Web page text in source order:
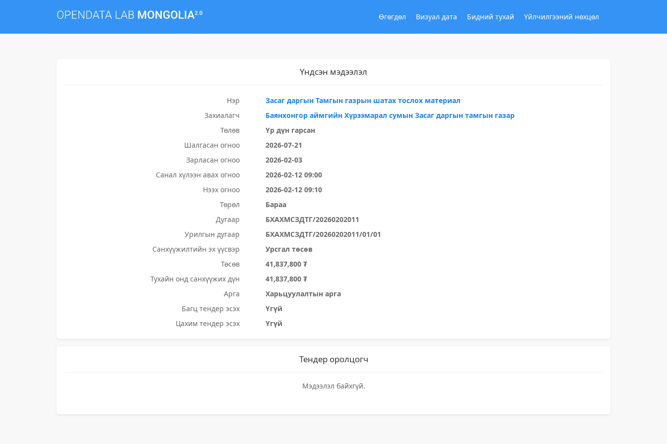
Өгөгдөл Визуал дата Бидний тухай Үйлчилгээний нөхцөл
Үндсэн мэдээлэл
Нэр
Засаг даргын Тамгын газрын шатах тослох материал
Захиалагч
Баянхонгор аймгийн Хүрээмарал сумын Засаг даргын тамгын газар
Төлөв
Үр дүн гарсан
Шалгасан огноо
2026-07-21
Зарласан огноо
2026-02-03
Санал хүлээн авах огноо
2026-02-12 09:00
Нээх огноо
2026-02-12 09:10
Төрөл
Бараа
Дугаар
БХАХМСЗДТГ/20260202011
Урилгын дугаар
БХАХМСЗДТГ/20260202011/01/01
Санхүүжилтийн эх үүсвэр
Урсгал төсөв
Төсөв
41,837,800 ₮
Тухайн онд санхүүжих дүн
41,837,800 ₮
Арга
Харьцуулалтын арга
Багц тендер эсэх
Үгүй
Цахим тендер эсэх
Үгүй
Тендер оролцогч
Мэдээлэл байхгүй.